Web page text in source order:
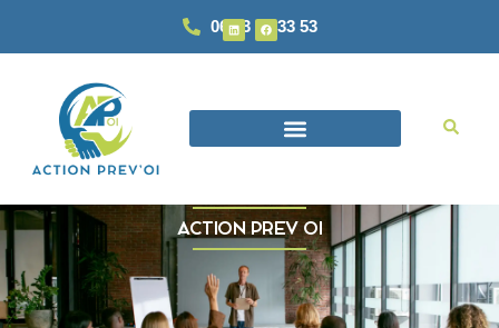
06 93 87 33 53
ACTION PREV OI